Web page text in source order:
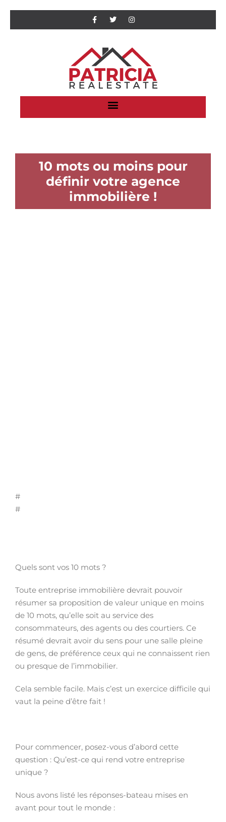
10 mots ou moins pour
définir votre agence
immobilière !
#
#
Quels sont vos 10 mots ?
Toute entreprise immobilière devrait pouvoir
résumer sa proposition de valeur unique en moins
de 10 mots, qu’elle soit au service des
consommateurs, des agents ou des courtiers. Ce
résumé devrait avoir du sens pour une salle pleine
de gens, de préférence ceux qui ne connaissent rien
ou presque de l’immobilier.
Cela semble facile. Mais c’est un exercice difficile qui
vaut la peine d’être fait !
Pour commencer, posez-vous d’abord cette
question : Qu’est-ce qui rend votre entreprise
unique ?
Nous avons listé les réponses-bateau mises en
avant pour tout le monde :